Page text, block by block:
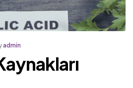
admin